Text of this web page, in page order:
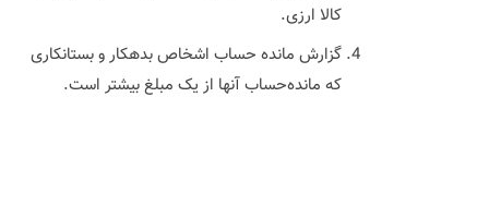
کالا ارزی.
گزارش مانده حساب اشخاص بدهکار و بستانکاری
که مانده‌حساب آنها از یک مبلغ بیشتر است.